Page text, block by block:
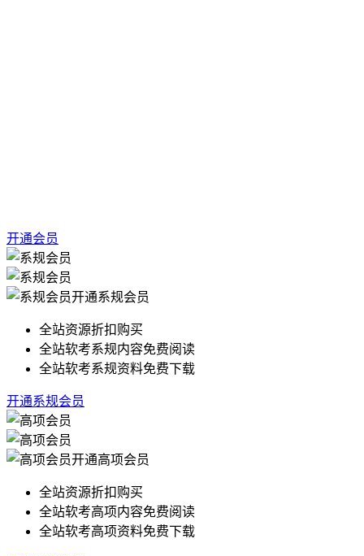
开通会员
开通系规会员
全站资源折扣购买
全站软考系规内容免费阅读
全站软考系规资料免费下载
开通系规会员
开通高项会员
全站资源折扣购买
全站软考高项内容免费阅读
全站软考高项资料免费下载